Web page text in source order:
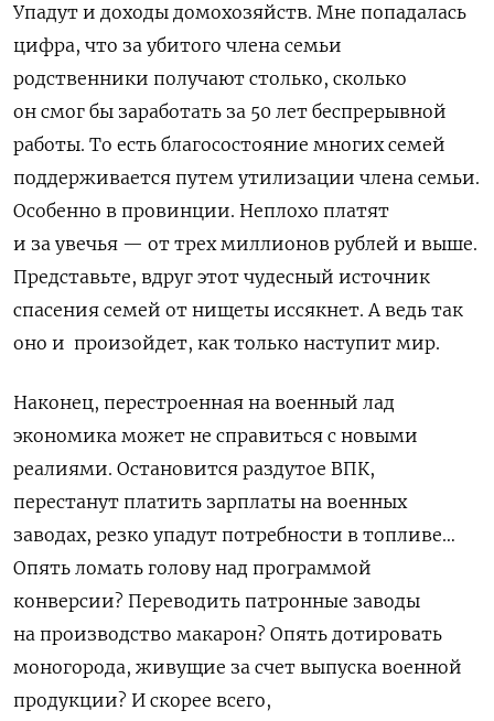
Упадут и доходы домохозяйств. Мне попадалась
цифра, что за убитого члена семьи
родственники получают столько, сколько
он смог бы заработать за 50 лет беспрерывной
работы. То есть благосостояние многих семей
поддерживается путем утилизации члена семьи.
Особенно в провинции. Неплохо платят
и за увечья — от трех миллионов рублей и выше.
Представьте, вдруг этот чудесный источник
спасения семей от нищеты иссякнет. А ведь так
оно и произойдет, как только наступит мир.
Наконец, перестроенная на военный лад
экономика может не справиться с новыми
реалиями. Остановится раздутое ВПК,
перестанут платить зарплаты на военных
заводах, резко упадут потребности в топливе…
Опять ломать голову над программой
конверсии? Переводить патронные заводы
на производство макарон? Опять дотировать
моногорода, живущие за счет выпуска военной
продукции? И скорее всего,